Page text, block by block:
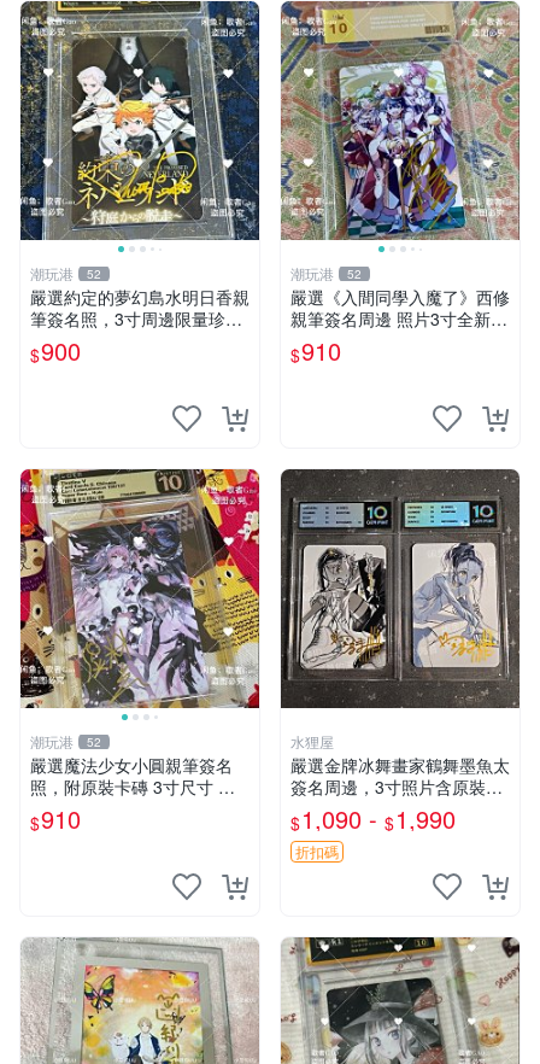
潮玩港 52
嚴選約定的夢幻島水明日香親
筆簽名照，3寸周邊限量珍藏
紙質佳 附卡磚 約定的夢幻島
筆記本 名人照
$900
潮玩港 52
嚴選《入間同學入魔了》西修
親筆簽名周邊 照片3寸全新含
卡磚 收藏推薦 鏡像照片 周邊
收藏
$910
潮玩港 52
嚴選魔法少女小圓親筆簽名
照，附原裝卡磚 3寸尺寸 親
簽紀念品 小圓周邊 畫集 監督
親筆
$910
水狸屋
嚴選金牌冰舞畫家鶴舞墨魚太
簽名周邊，3寸照片含原裝卡
磚。收藏自用，面簽確保證
實。 冰舞 簽名 周邊
$1,090 - $1,990
折扣碼